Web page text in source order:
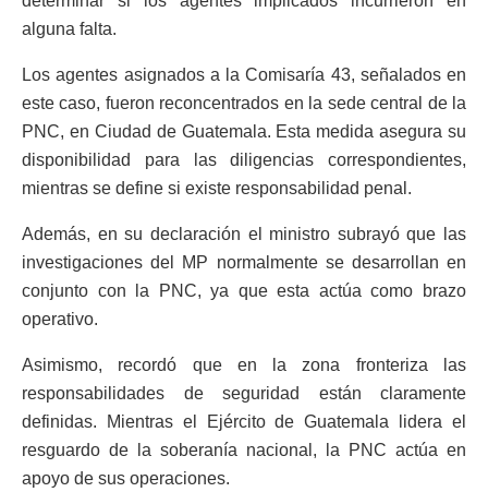
alguna falta.
Los agentes asignados a la Comisaría 43, señalados en
este caso, fueron reconcentrados en la sede central de la
PNC, en Ciudad de Guatemala. Esta medida asegura su
disponibilidad para las diligencias correspondientes,
mientras se define si existe responsabilidad penal.
Además, en su declaración el ministro subrayó que las
investigaciones del MP normalmente se desarrollan en
conjunto con la PNC, ya que esta actúa como brazo
operativo.
Asimismo, recordó que en la zona fronteriza las
responsabilidades de seguridad están claramente
definidas. Mientras el Ejército de Guatemala lidera el
resguardo de la soberanía nacional, la PNC actúa en
apoyo de sus operaciones.